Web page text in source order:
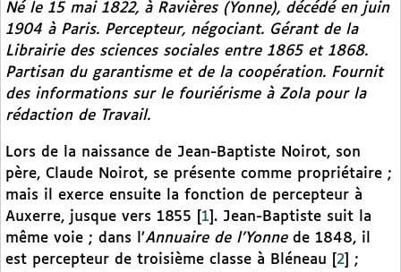
Né le 15 mai 1822, à Ravières (Yonne), décédé en juin
1904 à Paris. Percepteur, négociant. Gérant de la
Librairie des sciences sociales entre 1865 et 1868.
Partisan du garantisme et de la coopération. Fournit
des informations sur le fouriérisme à Zola pour la
rédaction de Travail.
Lors de la naissance de Jean-Baptiste Noirot, son
père, Claude Noirot, se présente comme propriétaire ;
mais il exerce ensuite la fonction de percepteur à
Auxerre, jusque vers 1855
1 . Jean-Baptiste suit la
même voie ; dans l’Annuaire de l’Yonne de 1848, il
est percepteur de troisième classe à Bléneau
2
;